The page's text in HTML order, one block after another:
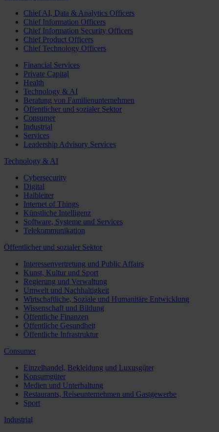
Chief AI, Data & Analytics Officers
Chief Information Officers
Chief Information Security Officers
Chief Product Officers
Chief Technology Officers
Financial Services
Private Capital
Health
Technology & AI
Beratung von Familienunternehmen
Öffentlicher und sozialer Sektor
Consumer
Industrial
Services
Leadership Advisory Services
Technology & AI
Cybersecurity
Digital
Halbleiter
Internet of Things
Künstliche Intelligenz
Software, Systeme und Services
Telekommunikation
Öffentlicher und sozialer Sektor
Interessenvertretung und Public Affairs
Kunst, Kultur und Sport
Regierung und Verwaltung
Umwelt und Nachhaltigkeit
Wirtschaftliche, Soziale und Humanitäre Entwicklung
Wissenschaft und Bildung
Öffentliche Finanzen
Öffentliche Gesundheit
Öffentliche Infrastruktur
Consumer
Einzelhandel, Bekleidung und Luxusgüter
Konsumgüter
Medien und Unterhaltung
Restaurants, Reiseunternehmen und Gastgewerbe
Sport
Industrial